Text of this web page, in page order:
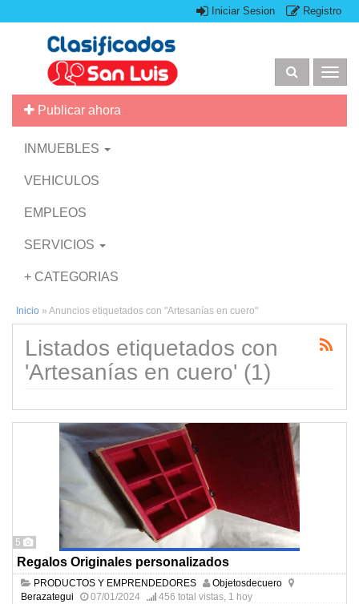
Iniciar Sesion Registro
Publicar ahora
INMUEBLES
VEHICULOS
EMPLEOS
SERVICIOS
+ CATEGORIAS
Inicio » Anuncios etiquetados con "Artesanías en cuero"
Listados etiquetados con
'Artesanías en cuero' (1)
5
Regalos Originales personalizados
PRODUCTOS Y EMPRENDEDORES
Objetosdecuero
Berazategui
07/01/2024 456 total vistas, 1 hoy